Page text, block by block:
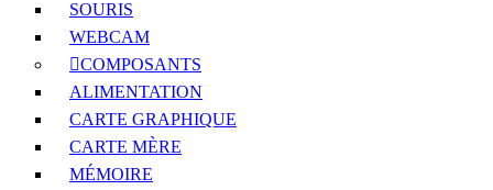
SOURIS
WEBCAM
COMPOSANTS
ALIMENTATION
CARTE GRAPHIQUE
CARTE MÈRE
MÉMOIRE